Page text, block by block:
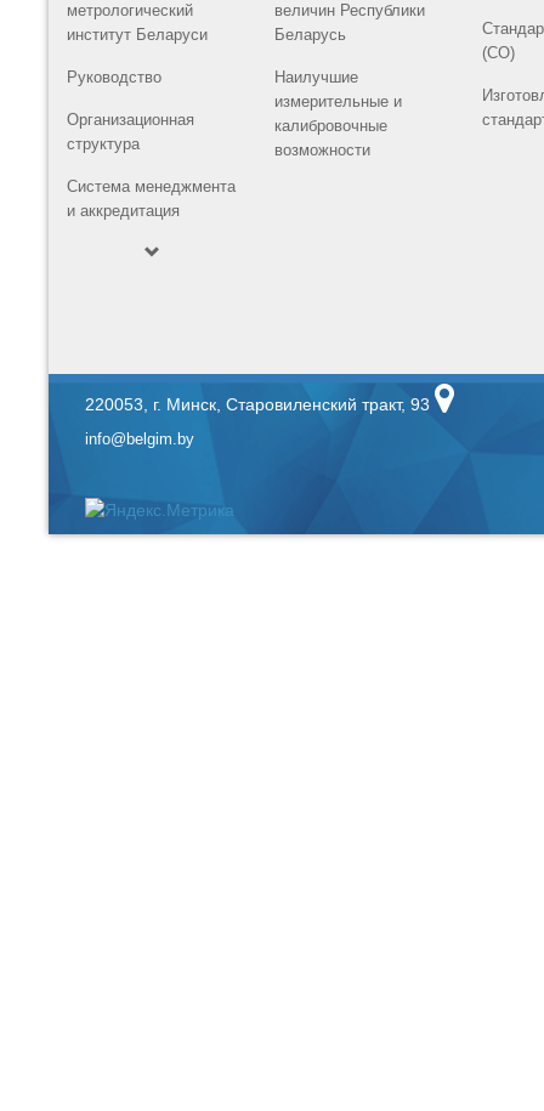
метрологический
институт Беларуси
Руководство
Организационная
структура
Система менеджмента
и аккредитация
величин Республики
Беларусь
Наилучшие
измерительные и
калибровочные
возможности
(СО)
220053, г. Минск, Старовиленский тракт, 93
info@belgim.by